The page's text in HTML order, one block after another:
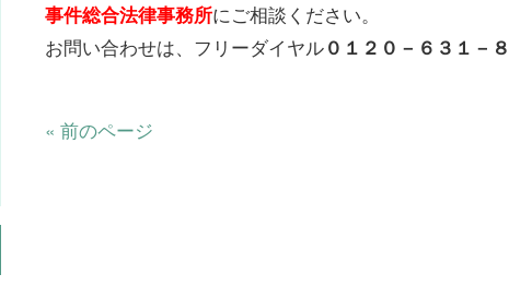
事件総合法律事務所にご相談ください。
お問い合わせは、フリーダイヤル０１２０－６３１－
« 前のページ